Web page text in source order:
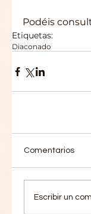
Podéis
Etiquetas:
Diaconado
Comentarios
Escribir un